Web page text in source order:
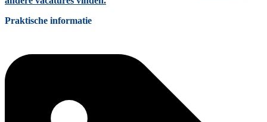
Praktische informatie